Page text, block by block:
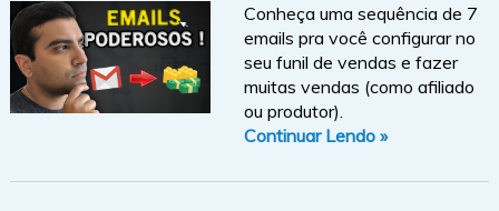
Conheça uma sequência de 7
emails pra você configurar no
seu funil de vendas e fazer
muitas vendas (como afiliado
ou produtor).
Continuar Lendo »